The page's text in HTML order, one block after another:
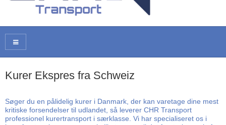
Kurer Ekspres fra Schweiz
Søger du en pålidelig kurer i Danmark, der kan varetage dine mest
kritiske forsendelser til udlandet, så leverer CHR Transport
professionel kurertransport i særklasse. Vi har specialiseret os i